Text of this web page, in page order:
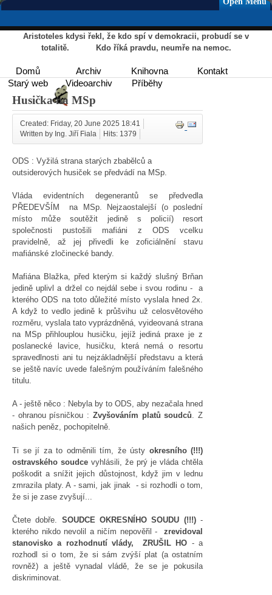
Aristoteles kdysi řekl, že kdo spí v demokracii, probudí se v
totalitě. Kdo říká pravdu, neumře na nemoc.
Domů Archiv Knihovna
Kontakt
Starý web
Videoarchiv Příběhy
Husička na MSp
Created: Friday, 20 June 2025 18:41
Written by Ing. Jiří Fiala
Hits: 1379
ODS : Vyžilá strana starých zbabělců a
outsiderových husiček se předvádí na MSp.
Vláda evidentních degenerantů se předvedla
PŘEDEVŠÍM na MSp. Nejzaostalejší (o poslední
místo může soutěžit jedině s policií) resort
společnosti pustošili mafiáni z ODS vcelku
pravidelně, až jej přivedli ke zoficiálnění stavu
mafiánské zločinecké bandy.
Mafiána Blažka, před kterým si každý slušný Brňan
jedině uplivl a držel co nejdál sebe i svou rodinu - a
kterého ODS na toto důležité místo vyslala hned 2x.
A když to vedlo jedině k průšvihu už celosvětového
rozměru, vyslala tato vyprázdněná, vyideovaná strana
na MSp přihlouplou husičku, jejíž jediná praxe je z
poslanecké lavice, husičku, která nemá o resortu
spravedlnosti ani tu nejzákladnější představu a která
se ještě navíc uvede falešným používáním falešného
titulu.
A - ještě něco : Nebyla by to ODS, aby nezačala hned
- ohranou písničkou : Zvyšováním platů soudců. Z
našich peněz, pochopitelně.
Ti se jí za to odměnili tím, že ústy okresního (!!!)
ostravského soudce vyhlásili, že prý je vláda chtěla
poškodit a snížit jejich důstojnost, když jim v lednu
zmrazila platy. A - sami, jak jinak - si rozhodli o tom,
že si je zase zvyšují...
Čtete dobře. SOUDCE OKRESNÍHO SOUDU (!!!)-
kterého nikdo nevolil a ničím nepověřil -
zrevidoval
stanovisko a rozhodnutí vlády,
ZRUŠIL HO - a
rozhodl si o tom, že si sám zvýší plat (a ostatním
rovněž) a ještě vynadal vládě, že se je pokusila
diskriminovat.